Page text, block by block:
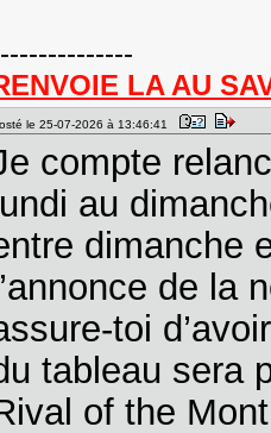
LA AU
le 25-07-2026 à 13:46:41
compte
lundi au
dimanche
l’annonce de la
tableau sera
of the